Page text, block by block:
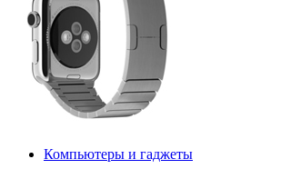
Компьютеры и гаджеты